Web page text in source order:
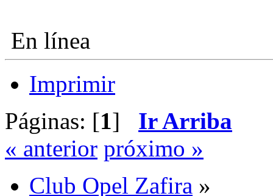
En línea
Imprimir
Páginas: [1] Ir Arriba
« anterior próximo »
Club Opel Zafira »